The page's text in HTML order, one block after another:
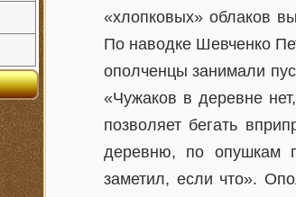
«хлопковых» облаков
По наводке Шевченко
ополченцы занимали
«Чужаков в деревне
позволяет бегать
деревню, по опушкам
заметил, если что».